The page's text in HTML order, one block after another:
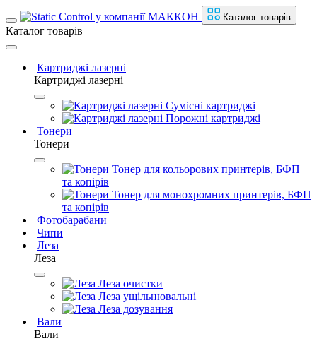
Каталог товарів
Каталог товарів
Картриджі лазерні
Картриджі лазерні
Сумісні картриджі
Порожні картриджі
Тонери
Тонери
Тонер для кольорових принтерів, БФП
та копірів
Тонер для монохромних принтерів, БФП
та копірів
Фотобарабани
Чипи
Леза
Леза
Леза очистки
Леза ущільнювальні
Леза дозування
Вали
Вали